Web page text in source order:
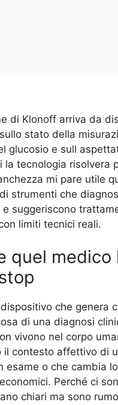
di Klonoff arriva da
stato della
glucosio e sull
la tecnologia risolvera
mi pare utile
strumenti che
e suggeriscono
limiti tecnici reali.
quel medico
che genera
di una diagnosi
vivono nel corpo
il contesto affettivo di
esame o che cambia
Perché ci
chiari ma sono